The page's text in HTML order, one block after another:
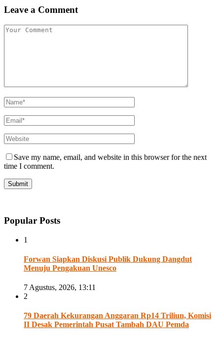
Leave a Comment
Save my name, email, and website in this browser for the next
time I comment.
Popular Posts
1
Forwan Siapkan Diskusi Publik Dukung Dangdut
Menuju Pengakuan Unesco
7 Agustus, 2026, 13:11
2
79 Daerah Kekurangan Anggaran Rp14 Triliun, Komisi
II Desak Pemerintah Pusat Tambah DAU Pemda